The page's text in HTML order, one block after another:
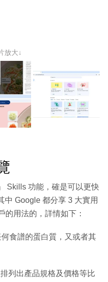
放大↓
Skills 功能，確是可以更快
中 Google 都分享 3 大實用
的用法的，詳情如下：
食譜的蛋白質，又或者其
列出產品規格及價格等比